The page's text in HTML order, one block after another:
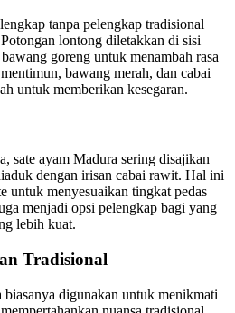
tanpa pelengkap tradisional
lontong diletakkan di sisi
goreng untuk menambah rasa
bawang merah, dan cabai
untuk memberikan kesegaran.
sate ayam Madura sering disajikan
dengan irisan cabai rawit. Hal ini
untuk menyesuaikan tingkat pedas
menjadi opsi pelengkap bagi yang
lebih kuat.
Tradisional
biasanya digunakan untuk menikmati